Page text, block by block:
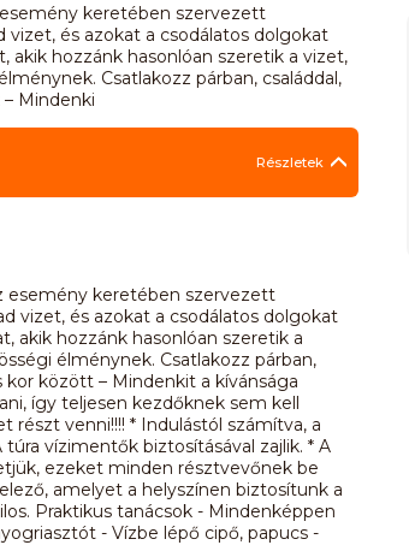
esemény keretében szervezett
és azokat a csodálatos dolgokat
akik hozzánk hasonlóan szeretik a vizet,
Csatlakozz párban, családdal,
Mindenki
Részletek
esemény keretében szervezett
vizet, és azokat a csodálatos dolgokat
akik hozzánk hasonlóan szeretik a
élménynek. Csatlakozz párban,
kor között – Mindenkit a kívánsága
így teljesen kezdőknek sem kell
részt venni!!!! * Indulástól számítva, a
vízimentők biztosításával zajlik. * A
ezeket minden résztvevőnek be
amelyet a helyszínen biztosítunk a
Praktikus tanácsok - Mindenképpen
- Vízbe lépő cipő, papucs -